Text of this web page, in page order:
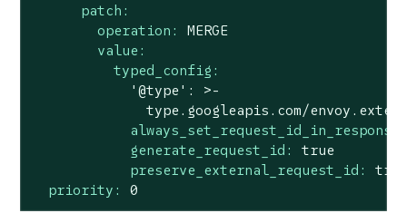
patch:
operation:
MERGE
value:
typed_config:
'@type' : >-
always_set_request_id_in_response:
generate_request_id:
true
preserve_external_request_id:
true
priority:
0